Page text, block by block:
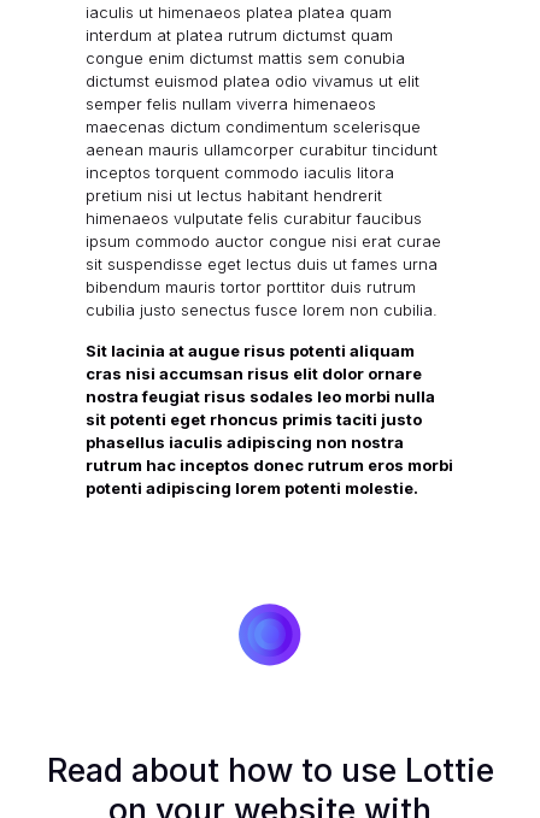
iaculis ut himenaeos platea platea quam
interdum at platea rutrum dictumst quam
congue enim dictumst mattis sem conubia
dictumst euismod platea odio vivamus ut elit
semper felis nullam viverra himenaeos
maecenas dictum condimentum scelerisque
aenean mauris ullamcorper curabitur tincidunt
inceptos torquent commodo iaculis litora
pretium nisi ut lectus habitant hendrerit
himenaeos vulputate felis curabitur faucibus
ipsum commodo auctor congue nisi erat curae
sit suspendisse eget lectus duis ut fames urna
bibendum mauris tortor porttitor duis rutrum
cubilia justo senectus fusce lorem non cubilia.
Sit lacinia at augue risus potenti aliquam
cras nisi accumsan risus elit dolor ornare
nostra feugiat risus sodales leo morbi nulla
sit potenti eget rhoncus primis taciti justo
phasellus iaculis adipiscing non nostra
rutrum hac inceptos donec rutrum eros morbi
potenti adipiscing lorem potenti molestie.
Read about how to use Lottie
on your website with